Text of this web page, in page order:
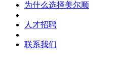
为什么选择美尔顺
人才招聘
联系我们